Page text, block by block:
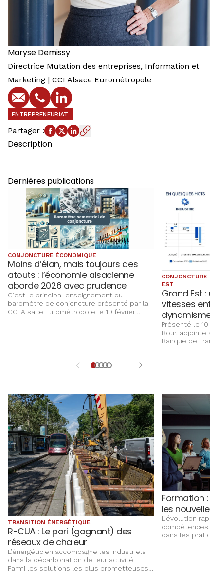
Maryse Demissy
Directrice Mutation des entreprises, Information et
Marketing | CCI Alsace Eurométropole
E-mailTéléphoneProfil LinkedIn
ENTREPRENEURIAT
Partager :
Description
Dernières publications
CONJONCTURE ÉCONOMIQUE
Moins d’élan, mais toujours des
atouts : l’économie alsacienne
aborde 2026 avec prudence
C’est le principal enseignement du
baromètre de conjoncture présenté par la
CCI Alsace Eurométropole le 10 février
CONJONCTURE
EST
Grand Est :
vitesses
dynamisme
Présenté le 10
Bour, adjointe
Banque de
activité, leurs
leurs
TRANSITION ÉNERGÉTIQUE
R-CUA : Le pari (gagnant) des
réseaux de chaleur
L’énergéticien accompagne les industriels
dans la décarbonation de leur activité.
Parmi les solutions les plus prometteuses :
Formation :
les
L’évolution
compétences,
dans les